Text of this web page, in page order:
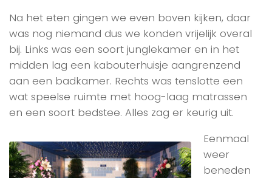
Na het eten gingen we even boven kijken, daar
was nog niemand dus we konden vrijelijk overal
bij. Links was een soort junglekamer en in het
midden lag een kabouterhuisje aangrenzend
aan een badkamer. Rechts was tenslotte een
wat speelse ruimte met hoog-laag matrassen
en een soort bedstee. Alles zag er keurig uit.
Eenmaal
weer
beneden